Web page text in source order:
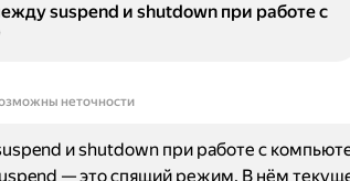
suspend и shutdown при работе с
неточности
и shutdown при работе с
— это спящий режим. В нём